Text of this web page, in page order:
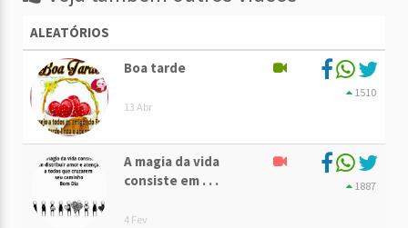
ALEATÓRIOS
Boa tarde
13 Abr
1510
A magia da vida
consiste em . . .
4 Fev
1887